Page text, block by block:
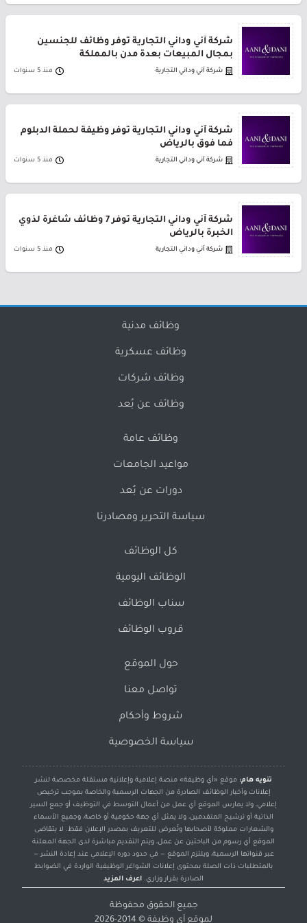
شركة آني وداني التجارية توفر وظائف للجنسين
بمجال المبيعات بعدة مدن بالمملكة
شركة آني وداني التجارية منذ 5 سنوات
شركة آني وداني التجارية توفر وظيفة لحملة الدبلوم
فما فوق بالرياض
شركة آني وداني التجارية منذ 5 سنوات
شركة آني وداني التجارية توفر 7 وظائف شاغرة لذوي
الخبرة بالرياض
شركة آني وداني التجارية منذ 5 سنوات
وظائف مدنية
وظائف عسكرية
وظائف شركات
وظائف عن بُعد
وظائف عامة
مواعيد الجامعات
دورات عن بُعد
سياسة التحرير ومصادرنا
كل الوظائف
الوظائف اليومية
سناب الوظائف
قروب الوظائف
حول الموقع
تواصل معنا
شروط وأحكام
سياسة الخصوصية
تنويه هام: موقع «أي وظيفة» منصة إعلامية وإعلانية مستقلة مخصصة لنشر
إعلانات وأخبار الوظائف الصادرة من الجهات الرسمية والخاصة بموجب ترخيص
إعلامي، ولا يمارس الموقع أي عمل من أعمال التوسط في التوظيف أو جمع السير
الذاتية أو ترشيح المتقدمين، ولا يمثل أي جهة حكومية أو خاصة، وجميع الأسماء
والشعارات مملوكة لأصحابها وتُعرض للتعريف بمصدر الإعلان فقط. لا يتقاضى
الموقع أي رسوم من الباحثين عن عمل، ويتم التقديم مباشرة لدى الجهة المعلنة
عبر قنواتها الرسمية، ويلتزم الموقع — في حدود دوره الإعلامي عند إعادة النشر —
بالمتطلبات ذات الصلة بمحتوى إعلانات الشواغر الوظيفية الواردة في الضوابط
الصادرة بقرار وزاري. اعرف المزيد
جميع الحقوق محفوظة
لموقع أي وظيفة © 2014-2026